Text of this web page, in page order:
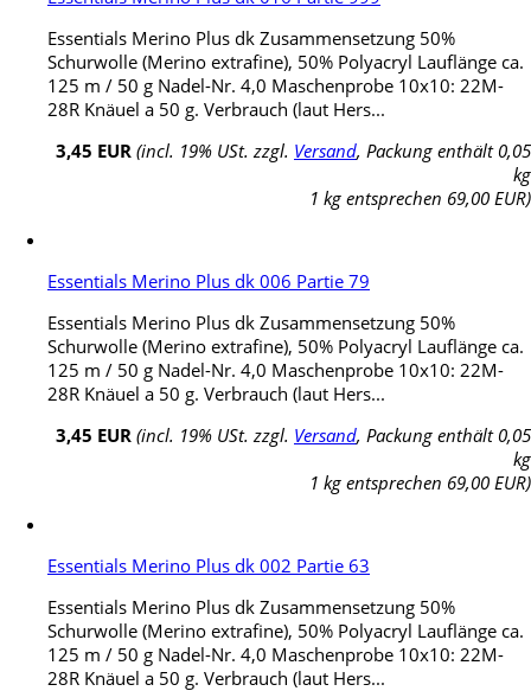
Essentials Merino Plus dk Zusammensetzung 50%
Schurwolle (Merino extrafine), 50% Polyacryl Lauflänge ca.
125 m / 50 g Nadel-Nr. 4,0 Maschenprobe 10x10: 22M-
28R Knäuel a 50 g. Verbrauch (laut Hers...
3,45 EUR (incl. 19% USt. zzgl. Versand, Packung enthält 0,05
kg
1 kg entsprechen 69,00 EUR)
Essentials Merino Plus dk 006 Partie 79
Essentials Merino Plus dk Zusammensetzung 50%
Schurwolle (Merino extrafine), 50% Polyacryl Lauflänge ca.
125 m / 50 g Nadel-Nr. 4,0 Maschenprobe 10x10: 22M-
28R Knäuel a 50 g. Verbrauch (laut Hers...
3,45 EUR (incl. 19% USt. zzgl. Versand, Packung enthält 0,05
kg
1 kg entsprechen 69,00 EUR)
Essentials Merino Plus dk 002 Partie 63
Essentials Merino Plus dk Zusammensetzung 50%
Schurwolle (Merino extrafine), 50% Polyacryl Lauflänge ca.
125 m / 50 g Nadel-Nr. 4,0 Maschenprobe 10x10: 22M-
28R Knäuel a 50 g. Verbrauch (laut Hers...